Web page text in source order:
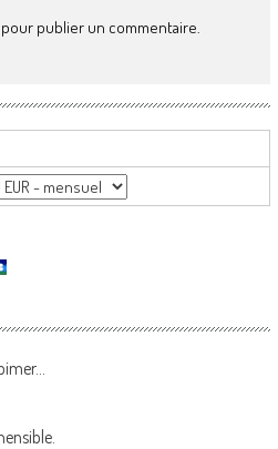
publier un commentaire.